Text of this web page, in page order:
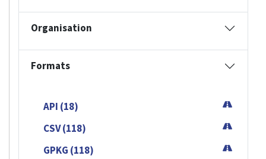
Organisation
Formats
API (18)
CSV (118)
GPKG (118)